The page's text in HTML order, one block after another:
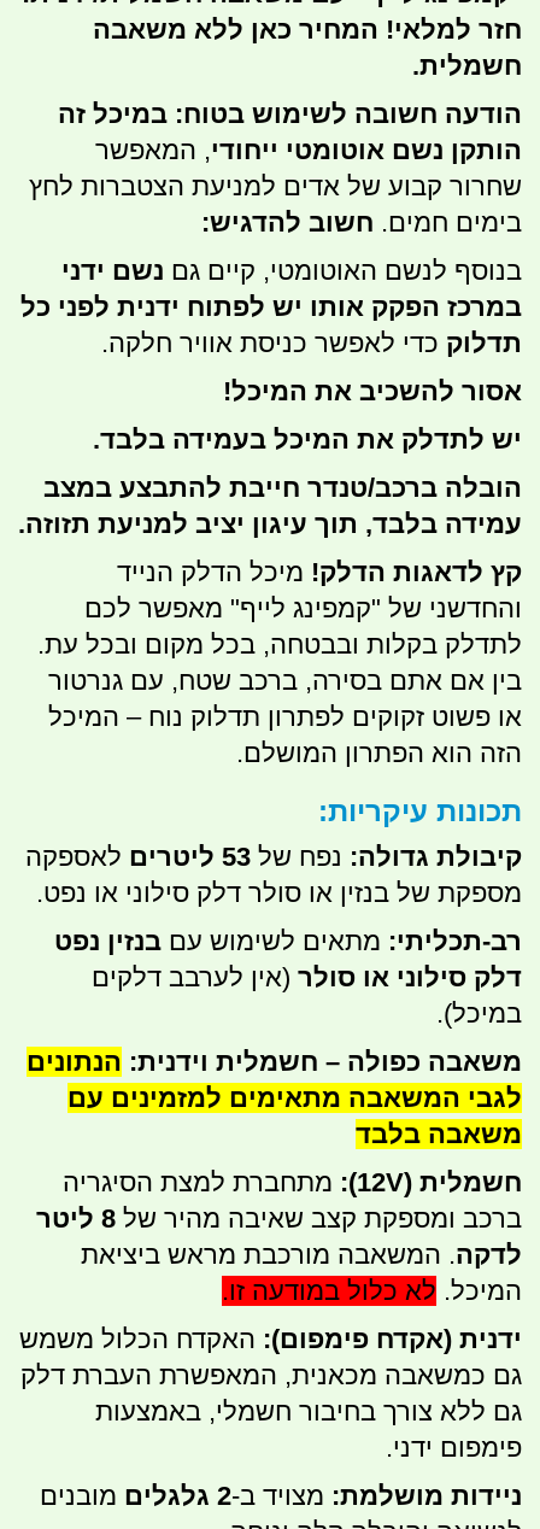
חזר למלאי! המחיר כאן ללא משאבה
חשמלית.
הודעה חשובה לשימוש בטוח: במיכל זה
הותקן נשם אוטומטי ייחודי, המאפשר
שחרור קבוע של אדים למניעת הצטברות לחץ
בימים חמים. חשוב להדגיש:
בנוסף לנשם האוטומטי, קיים גם נשם ידני
במרכז הפקק אותו יש לפתוח ידנית לפני כל
תדלוק כדי לאפשר כניסת אוויר חלקה.
אסור להשכיב את המיכל!
יש לתדלק את המיכל בעמידה בלבד.
הובלה ברכב/טנדר חייבת להתבצע במצב
עמידה בלבד, תוך עיגון יציב למניעת תזוזה.
קץ לדאגות הדלק! מיכל הדלק הנייד
והחדשני של "קמפינג לייף" מאפשר לכם
לתדלק בקלות ובבטחה, בכל מקום ובכל עת.
בין אם אתם בסירה, ברכב שטח, עם גנרטור
או פשוט זקוקים לפתרון תדלוק נוח – המיכל
הזה הוא הפתרון המושלם.
תכונות עיקריות:
קיבולת גדולה: נפח של 53 ליטרים
לאספקה
מספקת של בנזין או סולר דלק סילוני או נפט.
רב-תכליתי: מתאים לשימוש עם בנזין נפט
דלק סילוני או סולר (אין לערבב דלקים
במיכל).
משאבה כפולה – חשמלית וידנית: הנתונים
לגבי המשאבה מתאימים למזמינים עם
משאבה בלבד
חשמלית (12V):
מתחברת למצת הסיגריה
ברכב ומספקת קצב שאיבה מהיר של
8 ליטר
לדקה. המשאבה מורכבת מראש ביציאת
המיכל. לא כלול במודעה זו.
ידנית (אקדח פימפום): האקדח הכלול משמש
גם כמשאבה מכאנית, המאפשרת העברת דלק
גם ללא צורך בחיבור חשמלי, באמצעות
פימפום ידני.
ניידות מושלמת: מצויד ב-2 גלגלים
מובנים